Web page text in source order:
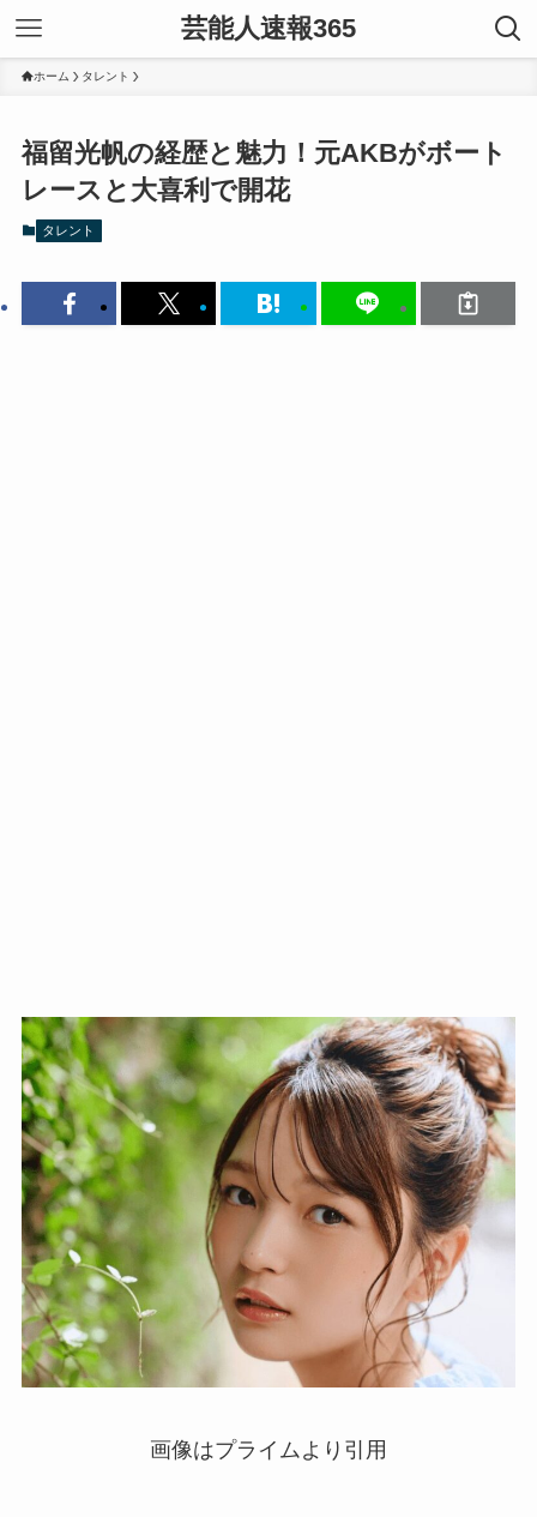
芸能人速報365
ホーム タレント
福留光帆の経歴と魅力！元AKBがボート
レースと大喜利で開花
タレント
画像はプライムより引用